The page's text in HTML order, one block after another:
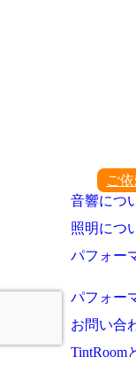
ご
音響につ
照明につ
パフォー
パフォー
お問い合
TintRoom